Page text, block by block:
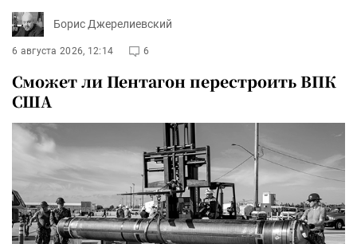
Борис Джерелиевский
6 августа 2026, 12:14 6
Сможет ли Пентагон перестроить ВПК
США